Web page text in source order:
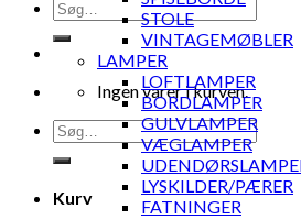
Søg
efter:
Ingen varer i kurven.
Søg
efter:
Kurv
STOLE
VINTAGEMØBLER
LAMPER
LOFTLAMPER
BORDLAMPER
GULVLAMPER
VÆGLAMPER
LYSKILDER/PÆRER
FATNINGER